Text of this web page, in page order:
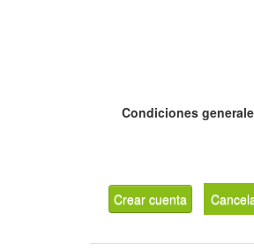
Condiciones
Crear cuenta